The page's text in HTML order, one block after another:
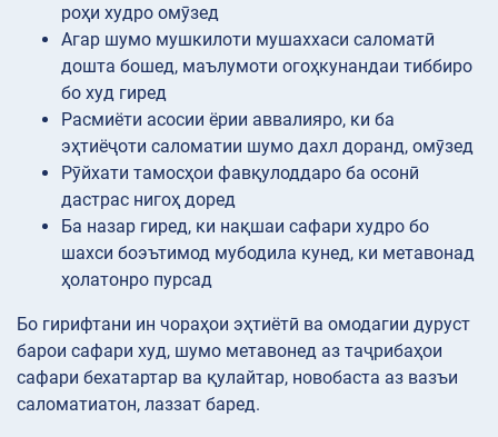
роҳи худро омӯзед
Агар шумо мушкилоти мушаххаси саломатӣ
дошта бошед, маълумоти огоҳкунандаи тиббиро
бо худ гиред
Расмиёти асосии ёрии аввалияро, ки ба
эҳтиёҷоти саломатии шумо дахл доранд, омӯзед
Рӯйхати тамосҳои фавқулоддаро ба осонӣ
дастрас нигоҳ доред
Ба назар гиред, ки нақшаи сафари худро бо
шахси боэътимод мубодила кунед, ки метавонад
ҳолатонро пурсад
Бо гирифтани ин чораҳои эҳтиётӣ ва омодагии дуруст
барои сафари худ, шумо метавонед аз таҷрибаҳои
сафари бехатартар ва қулайтар, новобаста аз вазъи
саломатиатон, лаззат баред.